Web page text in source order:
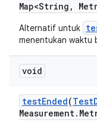
Map<String ,
Alternatif untuk
menentukan waktu
void
testEnded(Test
Measurement.